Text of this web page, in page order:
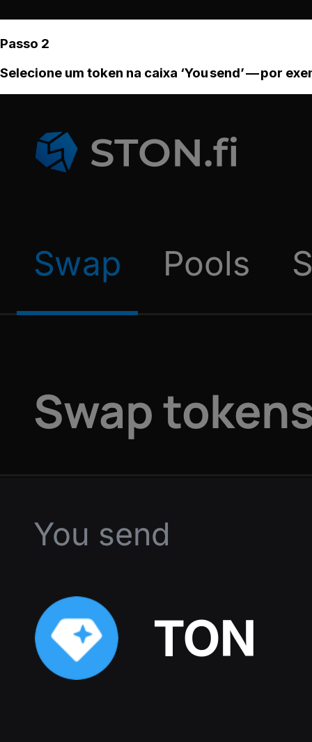
Passo 2
Selecione um token na caixa ‘You send’ — por